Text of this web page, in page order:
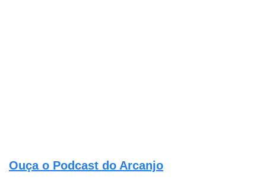
Ouça o Podcast do Arcanjo